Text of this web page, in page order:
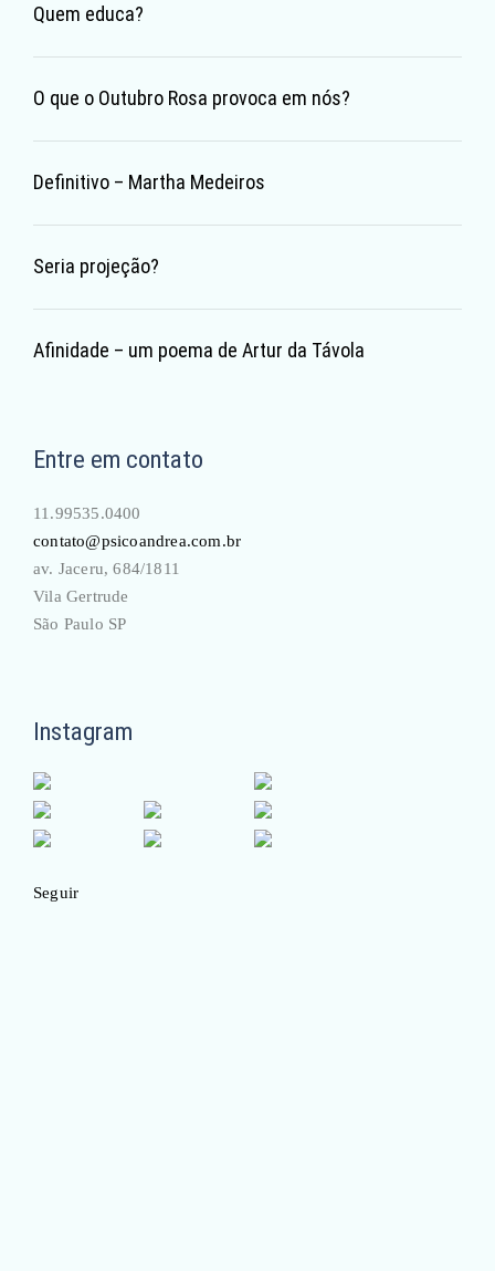
Quem educa?
O que o Outubro Rosa provoca em nós?
Definitivo – Martha Medeiros
Seria projeção?
Afinidade – um poema de Artur da Távola
Entre em contato
11.99535.0400
contato@psicoandrea.com.br
av. Jaceru, 684/1811
Vila Gertrude
São Paulo SP
Instagram
Seguir